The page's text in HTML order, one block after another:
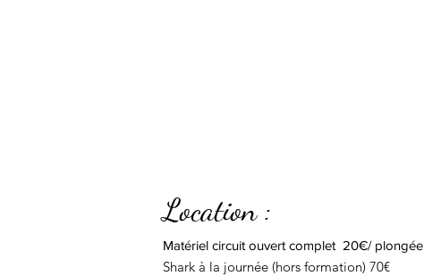
Location :
Matériel circuit ouvert complet 20€/ plongée
Shark à la journée (hors formation) 70€